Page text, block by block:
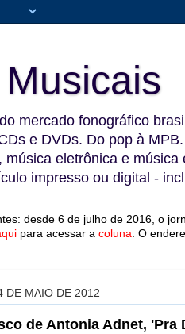
mercado fonográfico
e DVDs. Do pop à
música eletrônica e
impresso ou digital -
desde 6 de julho de 2016, o
para acessar a coluna O
DE MAIO DE 2012
de Antonia Adnet, 'Pra